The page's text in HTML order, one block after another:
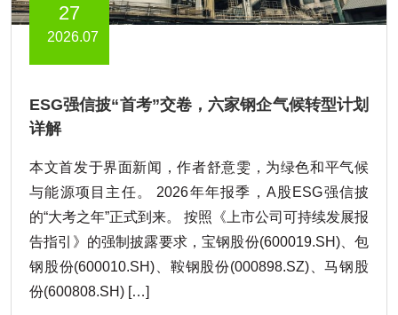
27
2026.07
ESG强信披“首考”交卷，六家钢企气候转型计划
详解
本文首发于界面新闻，作者舒意雯，为绿色和平气候
与能源项目主任。 2026年年报季，A股ESG强信披
的“大考之年”正式到来。 按照《上市公司可持续发展报
告指引》的强制披露要求，宝钢股份(600019.SH)、包
钢股份(600010.SH)、鞍钢股份(000898.SZ)、马钢股
份(600808.SH) […]